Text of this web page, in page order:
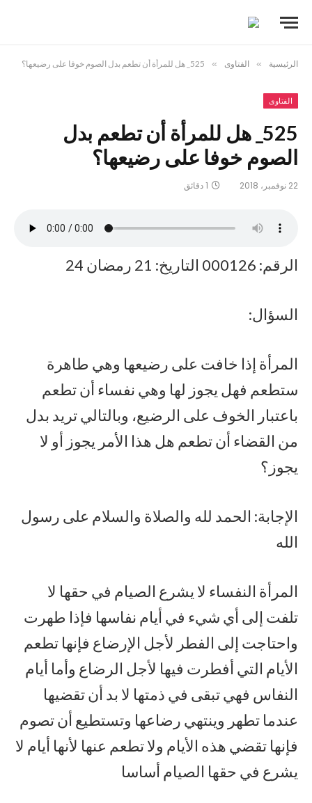
الرئيسية » الفتاوى » 525_ هل للمرأة أن تطعم بدل الصوم خوفا على رضيعها؟
الفتاوى
525_ هل للمرأة أن تطعم بدل
الصوم خوفا على رضيعها؟
22 نوفمبر، 2018 1 دقائق
الرقم: 000126 التاريخ: 21 رمضان 24
السؤال:
المرأة إذا خافت على رضيعها وهي طاهرة
ستطعم فهل يجوز لها وهي نفساء أن تطعم
باعتبار الخوف على الرضيع، وبالتالي تريد بدل
من القضاء أن تطعم هل هذا الأمر يجوز أو لا
يجوز؟
الإجابة: الحمد لله والصلاة والسلام على رسول
الله
المرأة النفساء لا يشرع الصيام في حقها لا
تلفت إلى أي شيء في أيام نفاسها فإذا طهرت
واحتاجت إلى الفطر لأجل الإرضاع فإنها تطعم
الأيام التي أفطرت فيها لأجل الرضاع وأما أيام
النفاس فهي تبقى في ذمتها لا بد أن تقضيها
عندما تطهر وينتهي رضاعها وتستطيع أن تصوم
فإنها تقضي هذه الأيام ولا تطعم عنها لأنها أيام لا
يشرع في حقها الصيام أساسا